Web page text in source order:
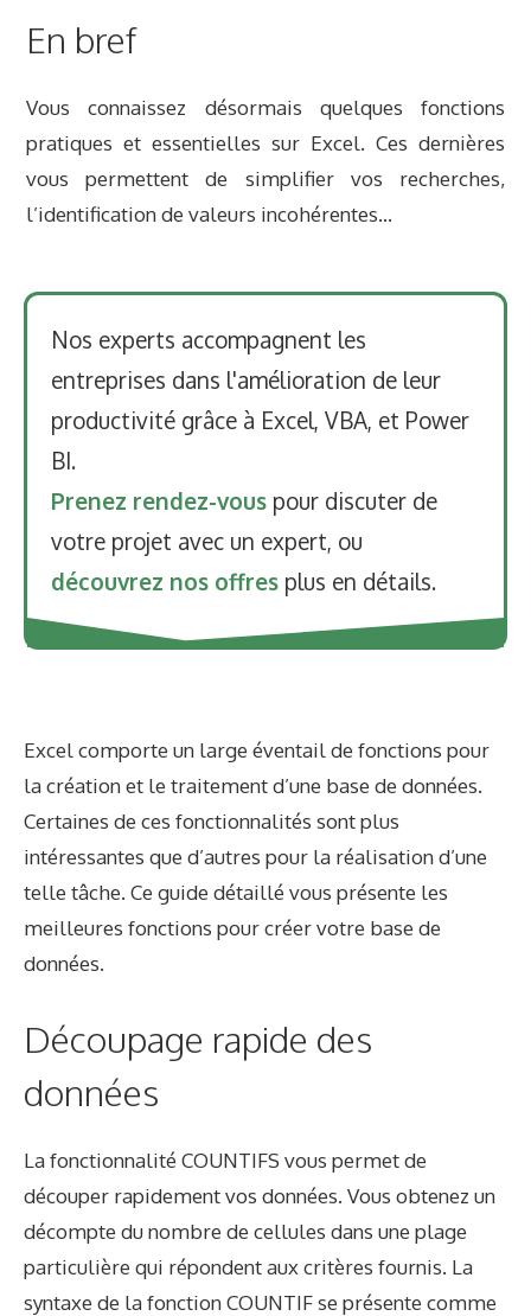
En bref
Vous connaissez désormais quelques fonctions
pratiques et essentielles sur Excel. Ces dernières
vous permettent de simplifier vos recherches,
l’identification de valeurs incohérentes…
Nos experts accompagnent les
entreprises dans l'amélioration de leur
productivité grâce à Excel, VBA, et Power
BI.
Prenez rendez-vous pour discuter de
votre projet avec un expert, ou
découvrez nos offres plus en détails.
Excel comporte un large éventail de fonctions pour
la création et le traitement d’une base de données.
Certaines de ces fonctionnalités sont plus
intéressantes que d’autres pour la réalisation d’une
telle tâche. Ce guide détaillé vous présente les
meilleures fonctions pour créer votre base de
données.
Découpage rapide des
données
La fonctionnalité COUNTIFS vous permet de
découper rapidement vos données. Vous obtenez un
décompte du nombre de cellules dans une plage
particulière qui répondent aux critères fournis. La
syntaxe de la fonction COUNTIF se présente comme